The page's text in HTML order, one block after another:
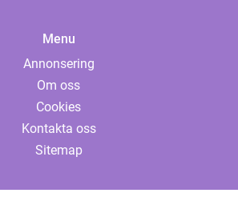
Menu
Annonsering
Om oss
Cookies
Kontakta oss
Sitemap